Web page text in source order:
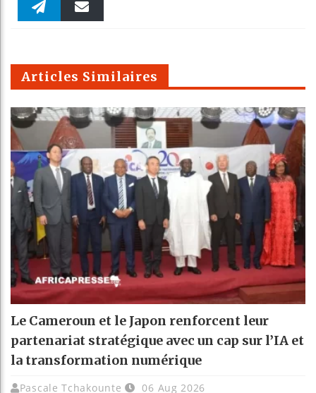
Faceboo Twitter
m
Articles Similaires
Le Cameroun et le Japon renforcent leur
partenariat stratégique avec un cap sur l’IA et
la transformation numérique
Pascale Tchakounte 06 Aug 2026